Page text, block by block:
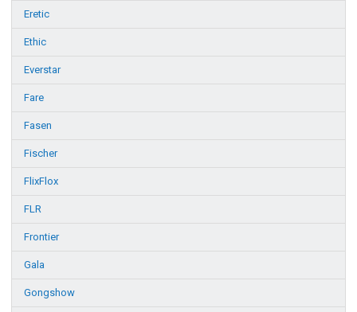
Eretic
Ethic
Everstar
Fare
Fasen
Fischer
FlixFlox
FLR
Frontier
Gala
Gongshow